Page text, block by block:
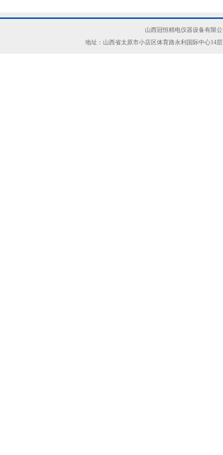
山西冠恒精电仪器设备有限
地址：山西省太原市小店区体育路永利国际中心14